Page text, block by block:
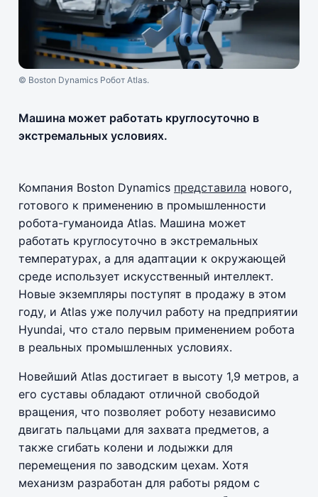
© Boston Dynamics Робот Atlas.
Машина может работать круглосуточно в
экстремальных условиях.
Компания Boston Dynamics представила нового,
готового к применению в промышленности
робота-гуманоида Atlas. Машина может
работать круглосуточно в экстремальных
температурах, а для адаптации к окружающей
среде использует искусственный интеллект.
Новые экземпляры поступят в продажу в этом
году, и Atlas уже получил работу на предприятии
Hyundai, что стало первым применением робота
в реальных промышленных условиях.
Новейший Atlas достигает в высоту 1,9 метров, а
его суставы обладают отличной свободой
вращения, что позволяет роботу независимо
двигать пальцами для захвата предметов, а
также сгибать колени и лодыжки для
перемещения по заводским цехам. Хотя
механизм разработан для работы рядом с